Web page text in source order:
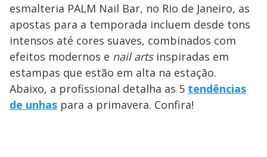
esmalteria PALM Nail Bar, no Rio de Janeiro, as
apostas para a temporada incluem desde tons
intensos até cores suaves, combinados com
efeitos modernos e nail artsinspiradas em
estampas que estão em alta na estação.
Abaixo, a profissional detalha as 5 tendências
de unhas para a primavera. Confira!